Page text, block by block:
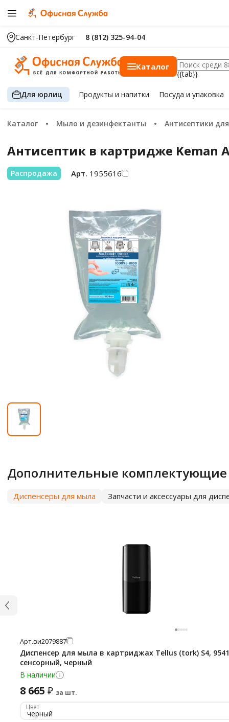
Санкт-Петербург 8 (812) 325-94-04
Каталог
{{tab}}
Для юрлиц Продуктыи напитки Посуда и упаковка
Каталог Мыло и дезинфектанты Антисептики
Антисептик в картридже Keman
Распродажа Арт. 1955616
Дополнительные комплектующие
Диспенсеры для мыла Запчасти и аксессуары для
Арт.ви2079887
Диспенсер для мыла в картриджах Tellus (tork) S4,
сенсорный, черный
В наличии
8 665 ₽ за шт.
Цвет
черный